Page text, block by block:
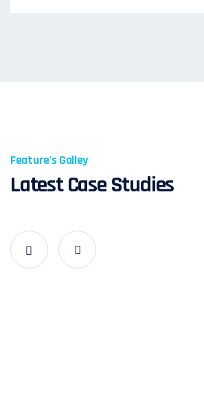
Feature's Galley
Latest Case Studies